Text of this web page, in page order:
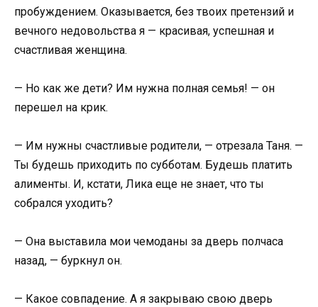
пробуждением. Оказывается, без твоих претензий и
вечного недовольства я — красивая, успешная и
счастливая женщина.
— Но как же дети? Им нужна полная семья! — он
перешел на крик.
— Им нужны счастливые родители, — отрезала Таня. —
Ты будешь приходить по субботам. Будешь платить
алименты. И, кстати, Лика еще не знает, что ты
собрался уходить?
— Она выставила мои чемоданы за дверь полчаса
назад, — буркнул он.
— Какое совпадение. А я закрываю свою дверь